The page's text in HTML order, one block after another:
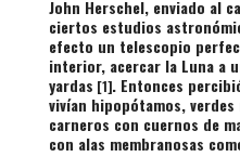
John Herschel, enviado al
ciertos estudios
efecto un telescopio
interior, acercar la Luna a
yardas [1]. Entonces
vivían hipopótamos,
carneros con cuernos de
con alas membranosas